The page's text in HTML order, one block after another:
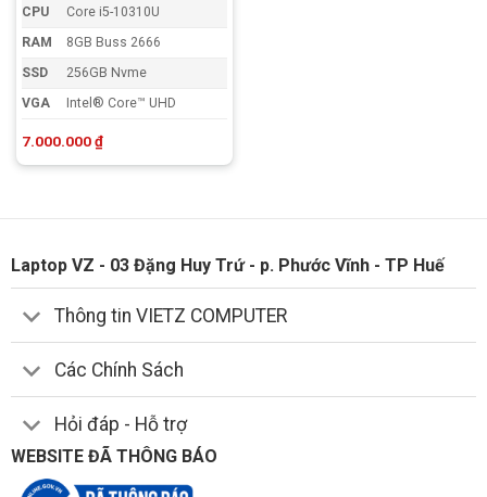
CPU
Core i5-10310U
RAM
8GB Buss 2666
SSD
256GB Nvme
VGA
Intel® Core™ UHD
7.000.000₫
Laptop VZ - 03 Đặng Huy Trứ - p. Phước Vĩnh - TP Huế
Thông tin VIETZ COMPUTER
Các Chính Sách
Hỏi đáp - Hỗ trợ
WEBSITE ĐÃ THÔNG BÁO